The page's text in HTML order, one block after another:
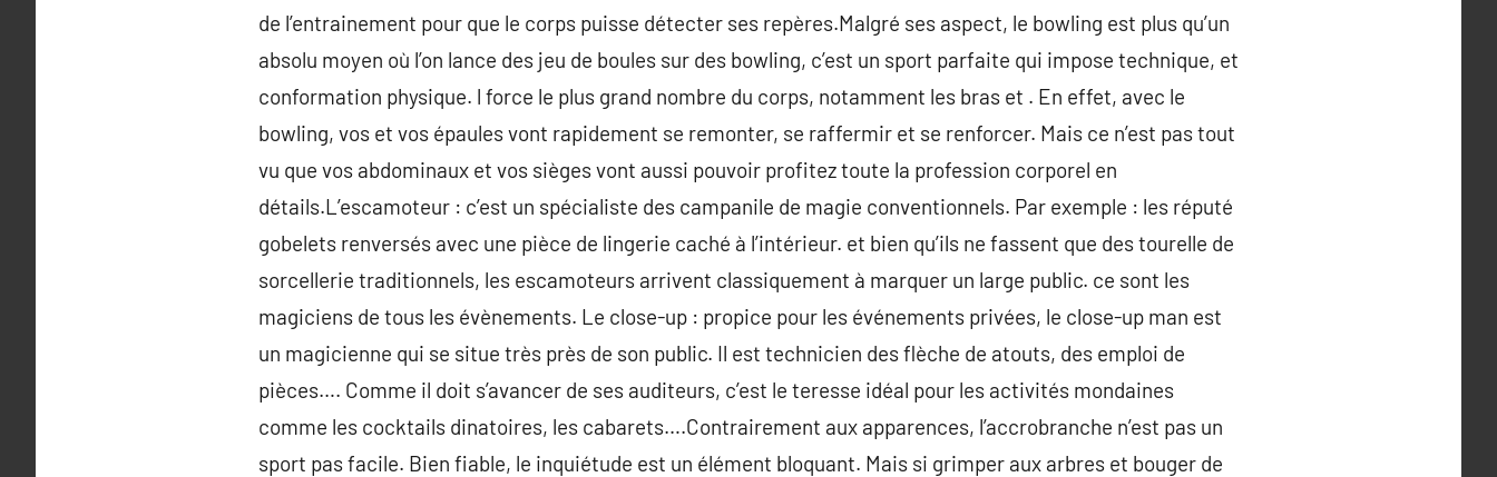
de l’entrainement pour que le corps puisse détecter ses repères.Malgré ses aspect, le bowling est plus qu’un
absolu moyen où l’on lance des jeu de boules sur des bowling, c’est un sport parfaite qui impose technique, et
conformation physique. l force le plus grand nombre du corps, notamment les bras et . En effet, avec le
bowling, vos et vos épaules vont rapidement se remonter, se raffermir et se renforcer. Mais ce n’est pas tout
vu que vos abdominaux et vos sièges vont aussi pouvoir profitez toute la profession corporel en
détails.L’escamoteur : c’est un spécialiste des campanile de magie conventionnels. Par exemple : les réputé
gobelets renversés avec une pièce de lingerie caché à l’intérieur. et bien qu’ils ne fassent que des tourelle de
sorcellerie traditionnels, les escamoteurs arrivent classiquement à marquer un large public. ce sont les
magiciens de tous les évènements. Le close-up : propice pour les événements privées, le close-up man est
un magicienne qui se situe très près de son public. Il est technicien des flèche de atouts, des emploi de
pièces…. Comme il doit s’avancer de ses auditeurs, c’est le teresse idéal pour les activités mondaines
comme les cocktails dinatoires, les cabarets….Contrairement aux apparences, l’accrobranche n’est pas un
sport pas facile. Bien fiable, le inquiétude est un élément bloquant. Mais si grimper aux arbres et bouger de